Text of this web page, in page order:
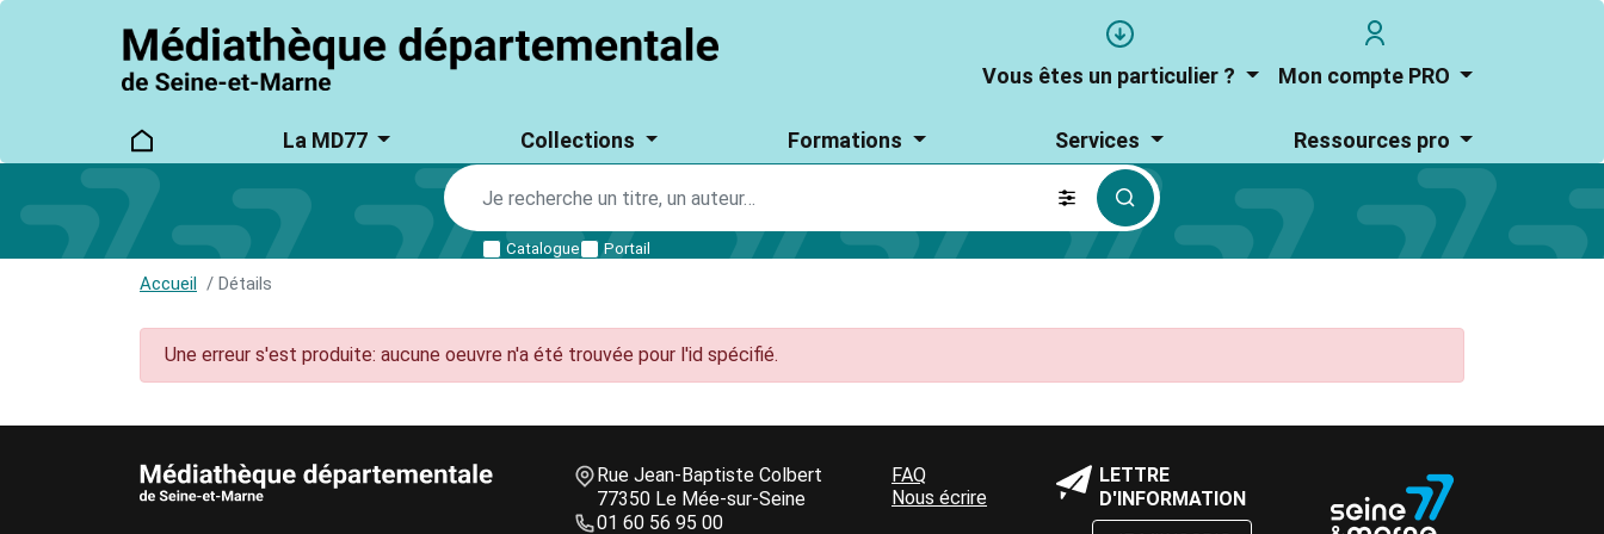
logo
un
êtes
particulier
Vous êtes un particulier ?
user_account
account
Mon compte PRO
main_menu
Main
navigation
La MD77 Collections Formations Services Ressources pro
Catalogue Portail
Accueil Détails
Une erreur s'est produite: aucune oeuvre n'a été trouvée pour l'id spécifié.
AUTRES INFORMATIONS ET MENTIONS LÉGALESBloc
texte
Informations de contact
Rue Jean-Baptiste Colbert
77350 Le Mée-sur-Seine
01 60 56 95 00
Bloc
de
Une question ?
FAQ
Nous écrire
Bloc
de
texte
LETTRE
D'INFORMATION
texte